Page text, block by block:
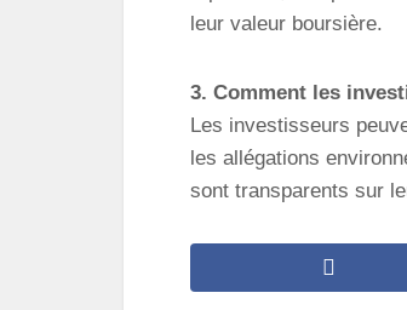
leur valeur boursière.
3. Comment les
Les investisseurs
les allégations
sont transparents sur